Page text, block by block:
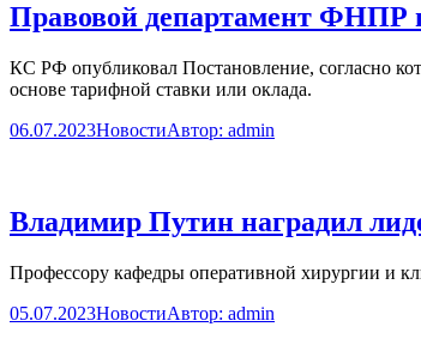
Правовой департамент ФНПР
КС РФ опубликовал Постановление, согласно
основе тарифной ставки или оклада.
06.07.2023НовостиАвтор: admin
Владимир Путин наградил
Профессору кафедры оперативной хирургии и
05.07.2023НовостиАвтор: admin